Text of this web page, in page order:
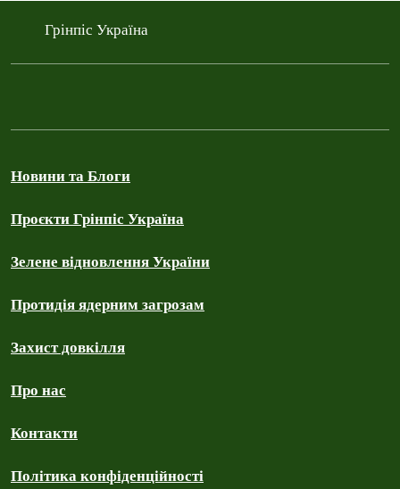
Грінпіс Україна
Новини та Блоги
Проєкти Грінпіс Україна
Зелене відновлення України
Протидія ядерним загрозам
Захист довкілля
Про нас
Контакти
Політика конфіденційності